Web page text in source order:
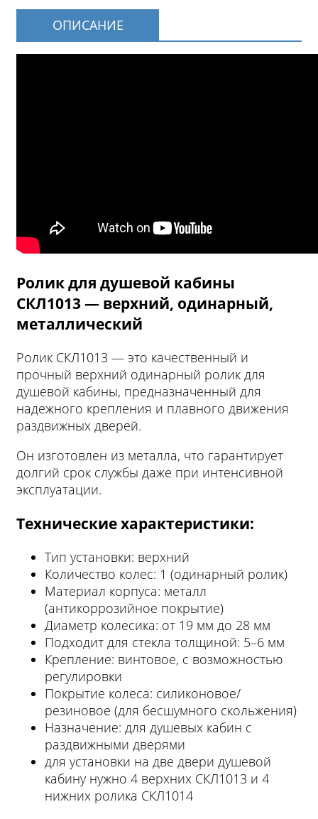
ОПИСАНИЕ
Ролик для душевой кабины
СКЛ1013 — верхний, одинарный,
металлический
Ролик СКЛ1013 — это качественный и
прочный верхний одинарный ролик для
душевой кабины, предназначенный для
надежного крепления и плавного движения
раздвижных дверей.
Он изготовлен из металла, что гарантирует
долгий срок службы даже при интенсивной
эксплуатации.
Технические характеристики:
Тип установки: верхний
Количество колес: 1 (одинарный ролик)
Материал корпуса: металл
(антикоррозийное покрытие)
Диаметр колесика: от 19 мм до 28 мм
Подходит для стекла толщиной: 5–6 мм
Крепление: винтовое, с возможностью
регулировки
Покрытие колеса: силиконовое/
резиновое (для бесшумного скольжения)
Назначение: для душевых кабин с
раздвижными дверями
для установки на две двери душевой
кабину нужно 4 верхних СКЛ1013 и 4
нижних ролика СКЛ1014